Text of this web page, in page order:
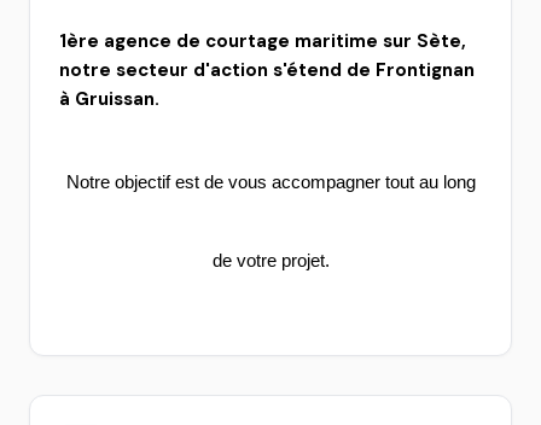
1ère agence de courtage maritime sur Sète,
notre secteur d'action s'étend de Frontignan
à Gruissan.
Notre objectif est de vous accompagner tout au long
de votre projet.